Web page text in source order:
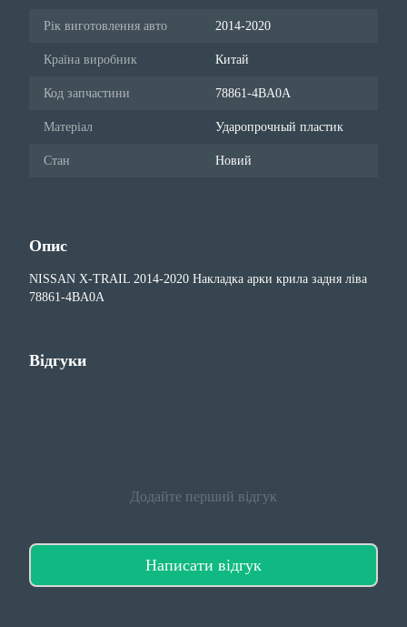
Рік виготовлення авто 2014-2020
Країна виробник Китай
Код запчастини 78861-4BA0A
Матеріал Ударопрочный пластик
Стан Новий
Опис
NISSAN X-TRAIL 2014-2020 Накладка арки крила задня ліва
78861-4BA0A
Відгуки
Додайте перший відгук
Написати відгук